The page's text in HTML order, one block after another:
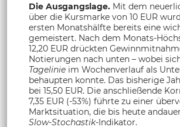
Die Ausgangslage. Mit dem
über die Kursmarke von 10 EUR
ersten Monatshälfte bereits eine
gemeistert. Nach dem Monats-
12,20 EUR drückten
Notierungen nach unten – wobei
Tagelinie im Wochenverlauf als
behaupten konnte. Das bisherige
bei 15,50 EUR. Die anschließende
7,35 EUR (-53%) führte zu einer
Marktsituation, die bis heute
Slow-Stochastik-Indikator.